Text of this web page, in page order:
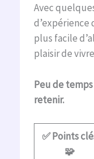
Avec
plus facile
plaisir de
Peu de
retenir.
✅ Points
🧩